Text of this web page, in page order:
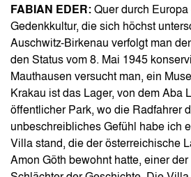
FABIAN EDER: Quer durch
Gedenkkultur, die sich höchst
Auschwitz-Birkenau verfolgt man
den Status vom 8. Mai 1945
Mauthausen versucht man, ein
Krakau ist das Lager, von dem Aba
öffentlicher Park, wo die Radfahrer
unbeschreibliches Gefühl habe ich
Villa stand, die der österreichische
Amon Göth bewohnt hatte, einer